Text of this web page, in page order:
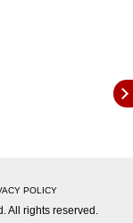
POLICY
All rights reserved.